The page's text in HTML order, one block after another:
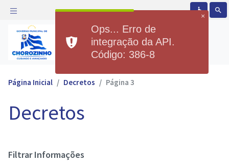
accessible search
Prefeitura Municipal de
Chorozinho
Página Inicial Decretos Página 3
Decretos
Filtrar Informações
×
Ops... Erro de
integração da API.
Código: 386-8